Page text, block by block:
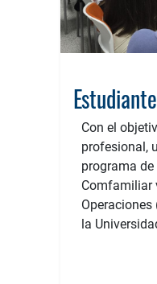
Con el
profesional,
programa
Comfamiliar
Operaciones
la